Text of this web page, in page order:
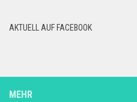
AKTUELL AUF FACEBOOK
MEHR